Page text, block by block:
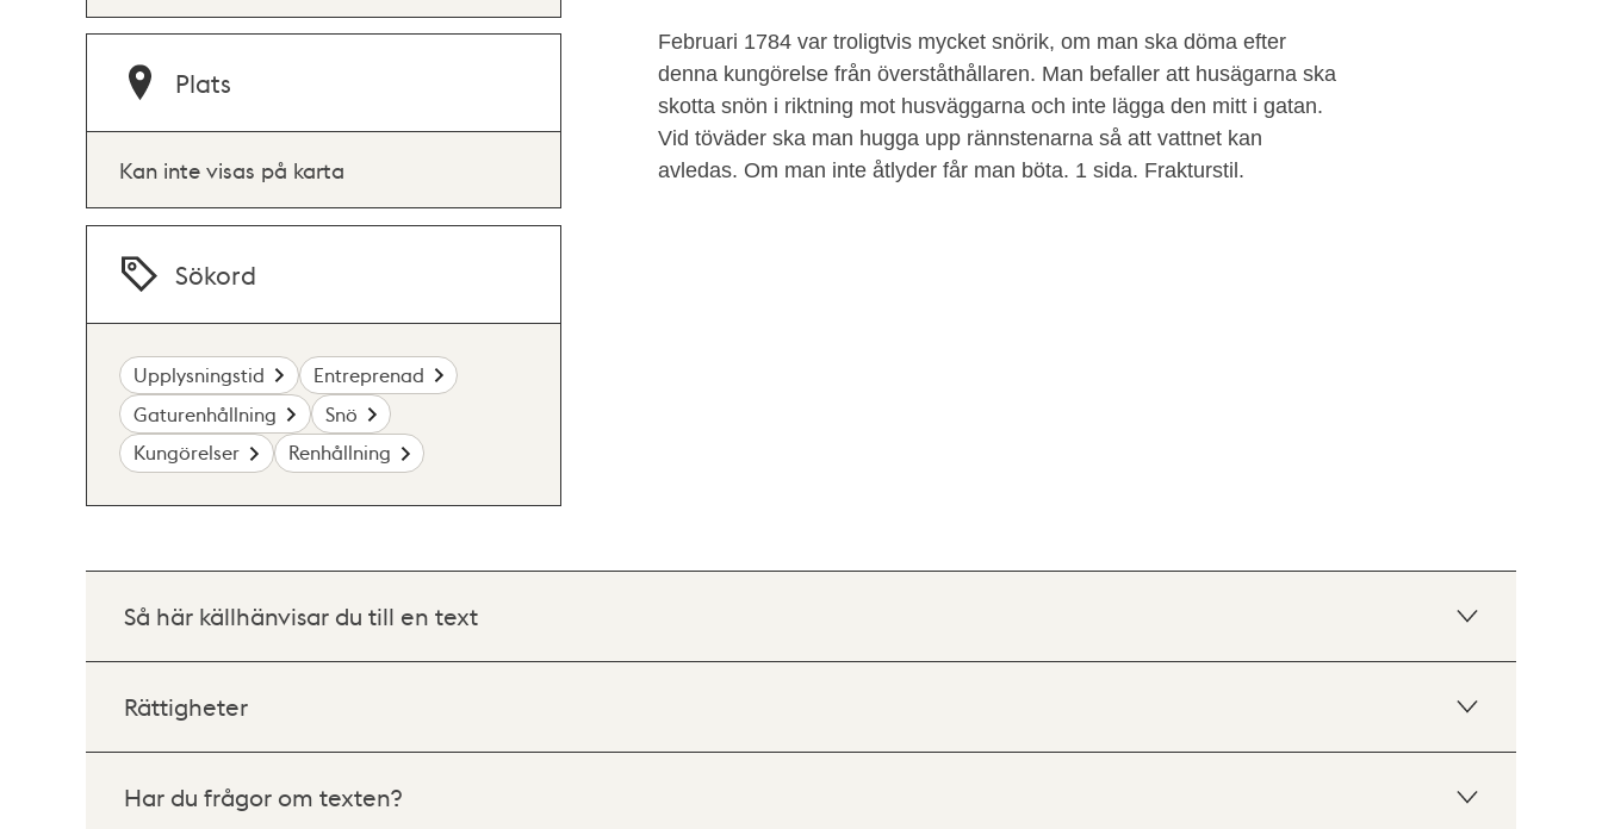
Februari 1784 var troligtvis mycket snörik, om man ska döma efter
denna kungörelse från överståthållaren. Man befaller att husägarna ska
skotta snön i riktning mot husväggarna och inte lägga den mitt i gatan.
Vid töväder ska man hugga upp rännstenarna så att vattnet kan
avledas. Om man inte åtlyder får man böta. 1 sida. Frakturstil.
Plats
Kan inte visas på karta
Sökord
Upplysningstid
Entreprenad
Gaturenhållning
Snö
Kungörelser
Renhållning
Så här källhänvisar du till en text
Rättigheter
Har du frågor om texten?